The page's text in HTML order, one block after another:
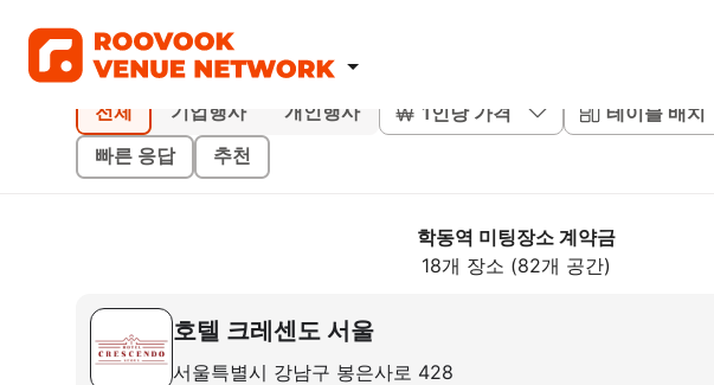
전체 기업행사 개인행사 1인당 가격 테이블 배치
빠른 응답 추천
학동역 미팅장소 계약금
18개 장소 (82개 공간)
호텔 크레센도 서울
서울특별시 강남구 봉은사로 428